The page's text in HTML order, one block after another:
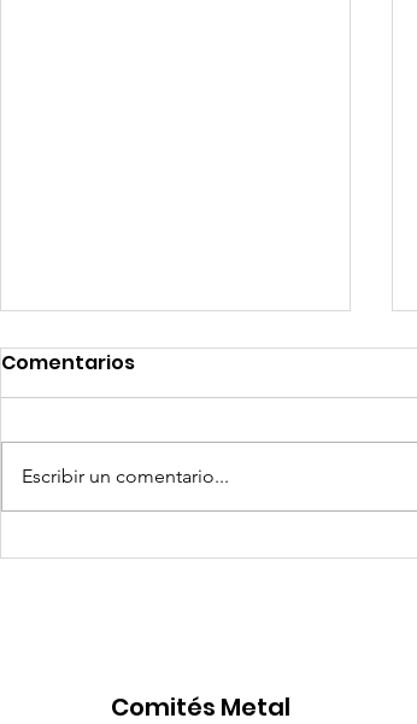
Competencia si: pero en
Comentarios
Escribir un comentario...
Comités Metal